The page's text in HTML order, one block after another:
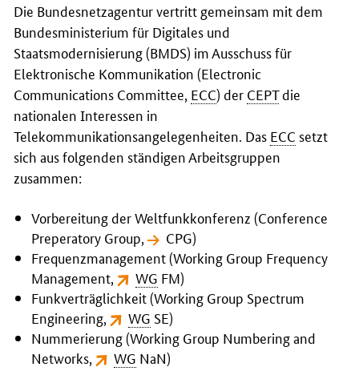
Die Bundesnetzagentur vertritt gemeinsam mit dem
Bundesministerium für Digitales und
Staatsmodernisierung (BMDS) im Ausschuss für
Elektronische Kommunikation (Electronic
Communications Committee, ECC) der CEPTdie
nationalen Interessen in
Telekommunikationsangelegenheiten. Das ECC setzt
sich aus folgenden ständigen Arbeitsgruppen
zusammen:
Vorbereitung der Weltfunkkonferenz (Conference
Preperatory Group, CPG)
Frequenzmanagement (Working Group Frequency
Management, WG FM)
Funkverträglichkeit (Working Group Spectrum
Engineering, WG SE)
Nummerierung (Working Group Numbering and
Networks, WG NaN)